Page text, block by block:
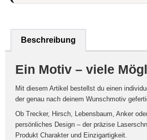
Beschreibung
Ein Motiv – viele
Mit diesem Artikel bestellst du einen
der genau nach deinem Wunschmotiv
Ob Trecker, Hirsch, Lebensbaum, Anker
persönliches Design – der präzise
Produkt Charakter und Einzigartigkeit.